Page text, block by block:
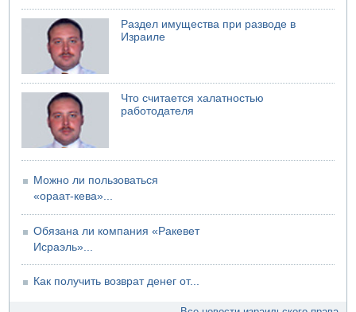
Недалеко от Бейт-Шемеша погиб велосипедист
07.08.2026 06:24
Саудовская Аравия сообщает о нападении хуситов
Раздел имущества при разводе в
Израиле
Что считается халатностью
работодателя
Можно ли пользоваться
«ораат-кева»...
Обязана ли компания «Ракевет
Исраэль»...
Как получить возврат денег от...